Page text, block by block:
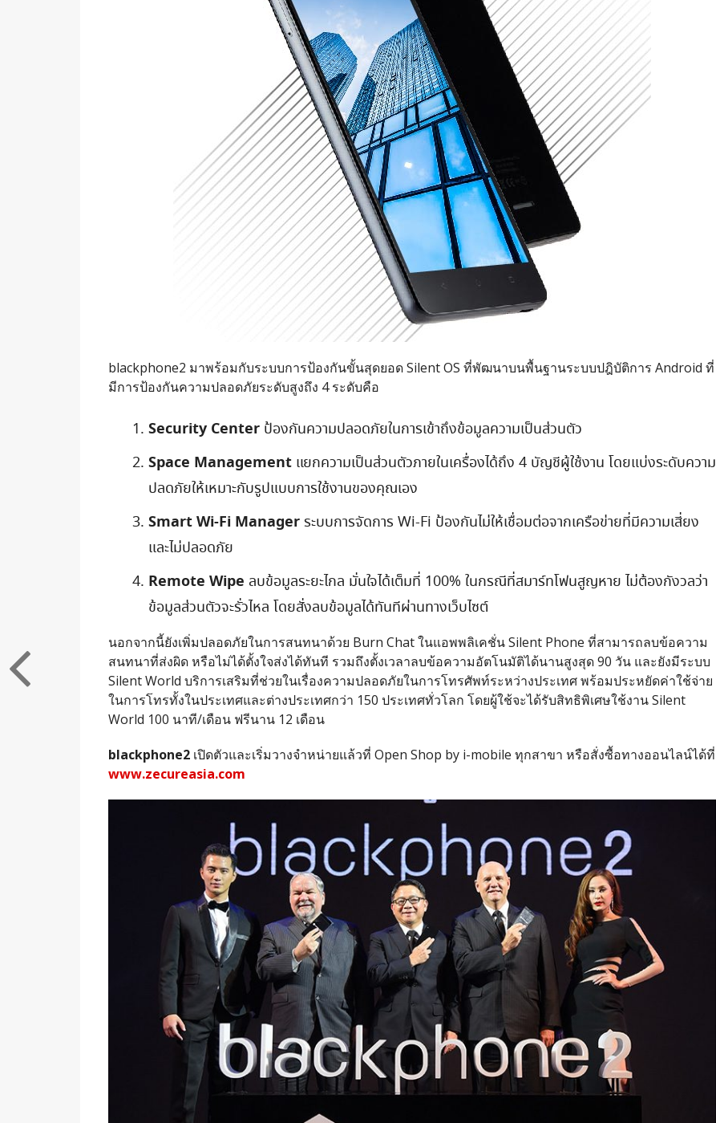
blackphone2 มาพร้อมกับระบบการป้องกันขั้นสุดยอด Silent OS ที่พัฒนาบนพื้นฐานระบบปฎิบัติการ Android ที่
มีการป้องกันความปลอดภัยระดับสูงถึง 4 ระดับคือ
Security Centerป้องกันความปลอดภัยในการเข้าถึงข้อมูลความเป็นส่วนตัว
Space Managementแยกความเป็นส่วนตัวภายในเครื่องได้ถึง 4 บัญชีผู้ใช้งาน โดยแบ่งระดับความ
ปลดภัยให้เหมาะกับรูปแบบการใช้งานของคุณเอง
Smart Wi-Fi Managerระบบการจัดการ Wi-Fi ป้องกันไม่ให้เชื่อมต่อจากเครือข่ายที่มีความเสี่ยง
และไม่ปลอดภัย
Remote Wipe ลบข้อมูลระยะไกล มั่นใจได้เต็มที่ 100% ในกรณีที่สมาร์ทโฟนสูญหาย ไม่ต้องกังวลว่า
ข้อมูลส่วนตัวจะรั่วไหล โดยสั่งลบข้อมูลได้ทันทีผ่านทางเว็บไซต์
นอกจากนี้ยังเพิ่มปลอดภัยในการสนทนาด้วย Burn Chat ในแอพพลิเคชั่น Silent Phone ที่สามารถลบข้อความ
สนทนาที่ส่งผิด หรือไม่ได้ตั้งใจส่งได้ทันที รวมถึงตั้งเวลาลบข้อความอัตโนมัติได้นานสูงสุด 90 วัน และยังมีระบบ
Silent World บริการเสริมที่ช่วยในเรื่องความปลอดภัยในการโทรศัพท์ระหว่างประเทศ พร้อมประหยัดค่าใช้จ่าย
ในการโทรทั้งในประเทศและต่างประเทศกว่า 150 ประเทศทั่วโลก โดยผู้ใช้จะได้รับสิทธิพิเศษใช้งาน Silent
World 100 นาที/เดือน ฟรีนาน 12 เดือน
blackphone2เปิดตัวและเริ่มวางจำหน่ายแล้วที่ Open Shop by i-mobile ทุกสาขา หรือสั่งซื้อทางออนไลน์ได้ที่
www.zecureasia.com